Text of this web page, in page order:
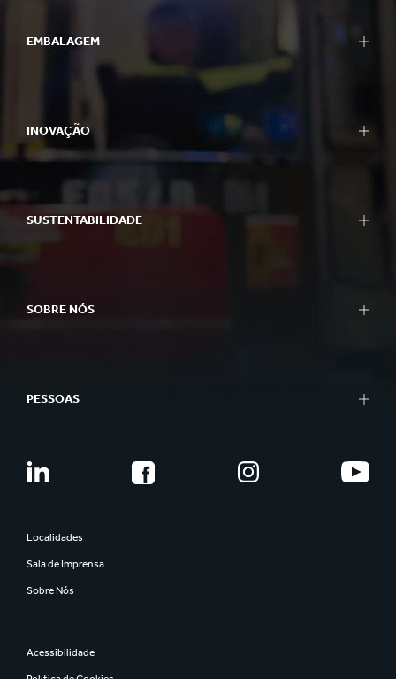
EMBALAGEM
INOVAÇÃO
SUSTENTABILIDADE
SOBRE NÓS
PESSOAS
Localidades
Sala de Imprensa
Sobre Nós
Acessibilidade